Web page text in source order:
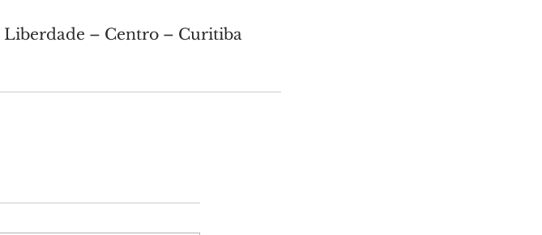
Liberdade – Centro – Curitiba